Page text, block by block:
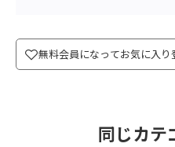
無料会員になってお気に入り
同じカテ